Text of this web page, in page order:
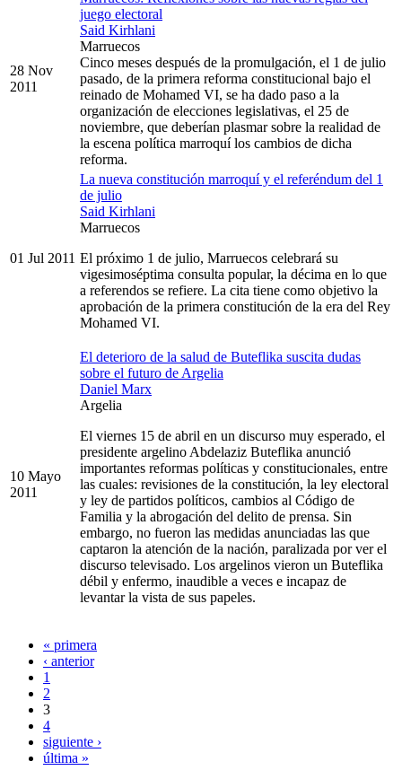
28 Nov
2011
juego electoral
Said Kirhlani
Marruecos
Cinco meses después de la promulgación, el 1 de julio
pasado, de la primera reforma constitucional bajo el
reinado de Mohamed VI, se ha dado paso a la
organización de elecciones legislativas, el 25 de
noviembre, que deberían plasmar sobre la realidad de
la escena política marroquí los cambios de dicha
reforma.
01 Jul 2011
La nueva constitución marroquí y el referéndum del 1
de julio
Said Kirhlani
Marruecos
El próximo 1 de julio, Marruecos celebrará su
vigesimoséptima consulta popular, la décima en lo que
a referendos se refiere. La cita tiene como objetivo la
aprobación de la primera constitución de la era del Rey
Mohamed VI.
10 Mayo
2011
El deterioro de la salud de Buteflika suscita dudas
sobre el futuro de Argelia
Daniel Marx
Argelia
El viernes 15 de abril en un discurso muy esperado, el
presidente argelino Abdelaziz Buteflika anunció
importantes reformas políticas y constitucionales, entre
las cuales: revisiones de la constitución, la ley electoral
y ley de partidos políticos, cambios al Código de
Familia y la abrogación del delito de prensa. Sin
embargo, no fueron las medidas anunciadas las que
captaron la atención de la nación, paralizada por ver el
discurso televisado. Los argelinos vieron un Buteflika
débil y enfermo, inaudible a veces e incapaz de
levantar la vista de sus papeles.
Páginas
« primera
‹ anterior
1
2
3
4
siguiente ›
última »